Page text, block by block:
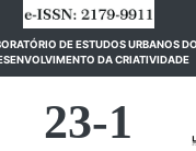
DE ESTUDOS URBANOS
DA CRIATIVIDADE
23-1